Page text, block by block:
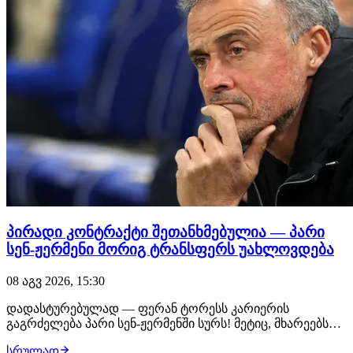
პირადი კონტრაქტი შეთანხმებულია — პარი
სენ-ჟერმენი მორიგ ტრანსფერს უახლოვდება
08 აგვ 2026, 15:30
დადასტურებულად — ფერან ტორესს კარიერის
გაგრძელება პარი სენ-ჟერმენში სურს! მეტიც, მხარეებს